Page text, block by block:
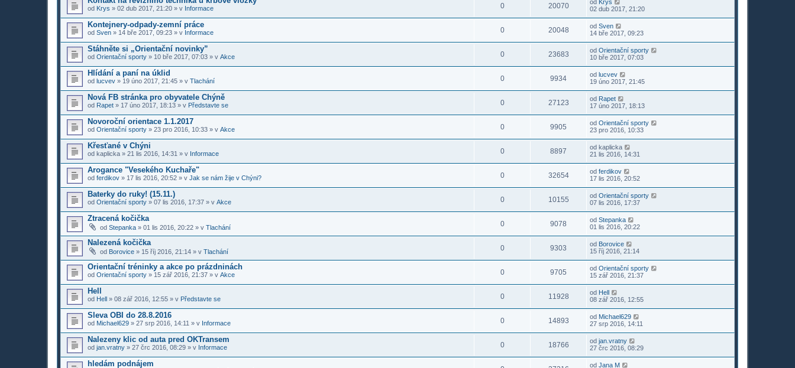
od Krys » 02 dub 2017, 21:20 » v Informace 0 20070 od Krys
02 dub 2017, 21:20
Kontejnery-odpady-zemní práce
od Sven » 14 bře 2017, 09:23 » v Informace 0 20048 od Sven
14 bře 2017, 09:23
Stáhněte si „Orientační novinky”
od Orientační sporty » 10 bře 2017, 07:03 » v Akce 0 23683 od Orientační sporty
10 bře 2017, 07:03
Hlídání a paní na úklid
od lucvev » 19 úno 2017, 21:45 » v Tlachání 0 9934 od lucvev
19 úno 2017, 21:45
Nová FB stránka pro obyvatele Chýně
od Rapet » 17 úno 2017, 18:13 » v Představte se 0 27123 od Rapet
17 úno 2017, 18:13
Novoroční orientace 1.1.2017
od Orientační sporty » 23 pro 2016, 10:33 » v Akce 0 9905 od Orientační sporty
23 pro 2016, 10:33
Křesťané v Chýni
od kaplicka » 21 lis 2016, 14:31 » v Informace 0 8897 od kaplicka
21 lis 2016, 14:31
Arogance "Vesekého Kuchaře"
od ferdikov » 17 lis 2016, 20:52 » v Jak se nám žije v Chýni? 0 32654 od ferdikov
17 lis 2016, 20:52
Baterky do ruky! (15.11.)
od Orientační sporty » 07 lis 2016, 17:37 » v Akce 0 10155 od Orientační sporty
07 lis 2016, 17:37
Ztracená kočička
od Stepanka » 01 lis 2016, 20:22 » v Tlachání 0 9078 od Stepanka
01 lis 2016, 20:22
Nalezená kočička
od Borovice » 15 říj 2016, 21:14 » v Tlachání 0 9303 od Borovice
15 říj 2016, 21:14
Orientační tréninky a akce po prázdninách
od Orientační sporty » 15 zář 2016, 21:37 » v Akce 0 9705 od Orientační sporty
15 zář 2016, 21:37
Hell
od Hell » 08 zář 2016, 12:55 » v Představte se 0 11928 od Hell
08 zář 2016, 12:55
Sleva OBI do 28.8.2016
od Michael629 » 27 srp 2016, 14:11 » v Informace 0 14893 od Michael629
27 srp 2016, 14:11
Nalezeny klic od auta pred OKTransem
od jan.vratny » 27 črc 2016, 08:29 » v Informace 0 18766 od jan.vratny
27 črc 2016, 08:29
hledám podnájem od Jana M